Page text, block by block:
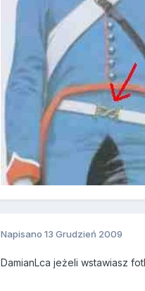
Napisano13 Grudzień 2009
DamianLca jeżeli wstawiasz